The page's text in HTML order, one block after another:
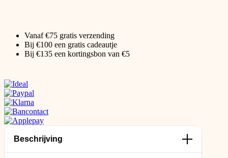
Vanaf €75 gratis verzending
Bij €100 een gratis cadeautje
Bij €135 een kortingsbon van €5
Beschrijving